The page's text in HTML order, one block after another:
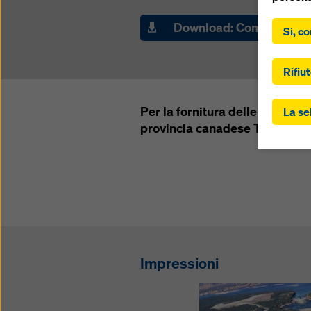
Download: Comunicato
Per la fornitura delle
provincia canadese
Impressioni
.,
ai
Potete
Sì,
La